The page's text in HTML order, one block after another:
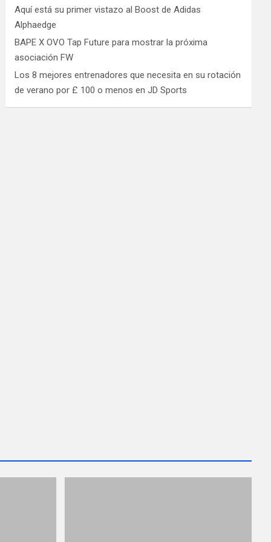
Aquí está su primer vistazo al Boost de Adidas
Alphaedge
BAPE X OVO Tap Future para mostrar la próxima
asociación FW
Los 8 mejores entrenadores que necesita en su rotación
de verano por £ 100 o menos en JD Sports